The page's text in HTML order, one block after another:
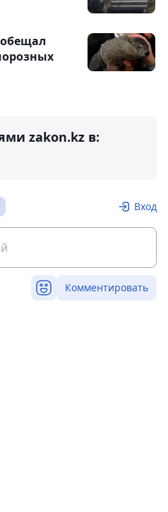
zakon.kz в:
Вход
Комментировать